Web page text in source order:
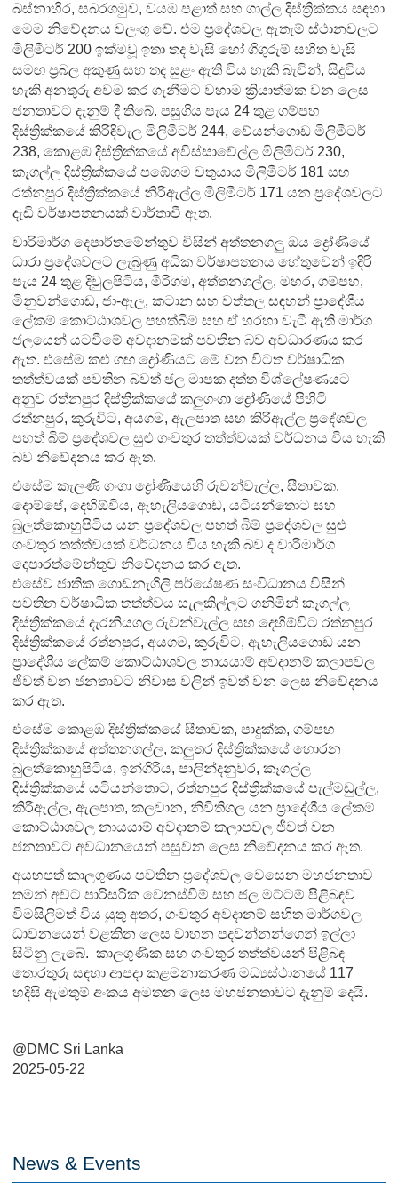
බස්නාහිර, සබරගමුව, වයඹ පළාත් සහ ගාල්ල දිස්ත්‍රික්කය සඳහා
මෙම නිවේදනය වලංගු වේ. එම ප්‍රදේශවල ඇතැම් ස්ථානවලට
මිලිමීටර් 200 ඉක්මවූ ඉතා තද වැසි හෝ ගිගුරුම් සහිත වැසි
සමඟ ප්‍රබල අකුණු සහ තද සුළං ඇති විය හැකි බැවින්, සිදුවිය
හැකි අනතුරු අවම කර ගැනීමට වහාම ක්‍රියාත්මක වන ලෙස
ජනතාවට දැනුම් දී තිබේ. පසුගිය පැය 24 තුළ ගම්පහ
දිස්ත්‍රික්කයේ කිරිඳිවැල මිලිමීටර් 244, වේයන්ගොඩ මිලිමීටර්
238, කොළඹ දිස්ත්‍රික්කයේ අවිස්සාවේල්ල මිලිමීටර් 230,
කෑගල්ල දිස්ත්‍රික්කයේ පඹේගම වතුයාය මිලිමීටර් 181 සහ
රත්නපුර දිස්ත්‍රික්කයේ නිරිඇල්ල මිලිමීටර් 171 යන ප්‍රදේශවලට
දැඩි වර්ෂාපතනයක් වාර්තාවී ඇත.
වාරිමාර්ග දෙපාර්තමේන්තුව විසින් අත්තනගලු ඔය ද්‍රෝණියේ
ධාරා ප්‍රදේශවලට ලැබුණු අධික වර්ෂාපතනය හේතුවෙන් ඉදිරි
පැය 24 තුළ දිවුලපිටිය, මීරිගම, අත්තනගල්ල, මහර, ගම්පහ,
මිනුවන්ගොඩ, ජා-ඇල, කටාන සහ වත්තල සඳහන් ප්‍රාදේශීය
ලේකම් කොට්ඨාශවල පහත්බිම් සහ ඒ හරහා වැටී ඇති මාර්ග
ජලයෙන් යටවීමේ අවදානමක් පවතින බව අවධාරණය කර
ඇත. එසේම කළු ගඟ ද්‍රෝණියට මේ වන විටත වර්ෂාධික
තත්ත්වයක් පවතින බවත් ජල මාපක දත්ත විශ්ලේෂණයට
අනුව රත්නපුර දිස්ත්‍රික්කයේ කලුගංගා ද්‍රෝණියේ පිහිටි
රත්නපුර, කුරුවිට, අයගම, ඇලපාත සහ කිරිඇල්ල ප්‍රදේශවල
පහත් බිම් ප්‍රදේශවල සුළු ගංවතුර තත්ත්වයක් වර්ධනය විය හැකි
බව නිවේදනය කර ඇත.
එසේම කැලණි ගංගා ද්‍රෝණියෙහි රුවන්වැල්ල, සීතාවක,
දොම්පේ, දෙහිඕවිය, ඇහැලියගොඩ, යටියන්තොට සහ
බුලත්කොහුපිටිය යන ප්‍රදේශවල පහත් බිම් ප්‍රදේශවල සුළු
ගංවතුර තත්ත්වයක් වර්ධනය විය හැකි බව ද වාරිමාර්ග
දෙපාරත්මේන්තුව නිවේදනය කර ඇත.
එසේව ජාතික ගොඩනැගිලි පර්යේෂණ සංවිධානය විසින්
පවතින වර්ෂාධික තත්ත්වය සැලකිල්ලට ගනිමින් කෑගල්ල
දිස්ත්‍රික්කයේ දැරනියගල රුවන්වැල්ල සහ දෙහිඕවිට රත්නපුර
දිස්ත්‍රික්කයේ රත්නපුර, අයගම, කුරුවිට, ඇහැලියගොඩ යන
ප්‍රාදේශීය ලේකම් කොට්ඨාශවල නායයාම් අවදානම් කලාපවල
ජීවත් වන ජනතාවට නිවාස වලින් ඉවත් වන ලෙස නිවේදනය
කර ඇත.
එසේම කොළඹ දිස්ත්‍රික්කයේ සීතාවක, පාදුක්ක, ගම්පහ
දිස්ත්‍රික්කයේ අත්තනගල්ල, කලුතර දිස්ත්‍රික්කයේ හොරන
බුලත්කොහුපිටිය, ඉන්ගිරිය, පාලින්දනුවර, කෑගල්ල
දිස්ත්‍රික්කයේ යටියන්තොට, රත්නපුර දිස්ත්‍රික්කයේ පැල්මඩුල්ල,
කිරිඇල්ල, ඇලපාත, කලවාන, නිවිතිගල යන ප්‍රාදේශීය ලේකම්
කොට්ඨාශවල නායයාම් අවදානම් කලාපවල ජීවත් වන
ජනතාවට අවධානයෙන් පසුවන ලෙස නිවේදනය කර ඇත.
අයහපත් කාලගුණය පවතින ප්‍රදේශවල වෙසෙන මහජනතාව
තමන් අවට පාරිසරික වෙනස්වීම් සහ ජල මට්ටම් පිළිබඳව
විමසිලිමත් විය යුතු අතර, ගංවතුර අවදානම් සහිත මාර්ගවල
ධාවනයෙන් වළකින ලෙස වාහන පදවන්නන්ගෙන් ඉල්ලා
සිටිනු ලැබේ.කාලගුණික සහ ගංවතුර තත්ත්වයන් පිළිබඳ
තොරතුරු සඳහා ආපදා කළමනාකරණ මධ්‍යස්ථානයේ 117
හදිසි ඇමතුම් අංකය අමතන ලෙස මහජනතාවට දැනුම් දෙයි.
@DMC Sri Lanka
2025-05-22
News & Events